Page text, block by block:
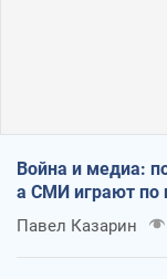
Война и медиа:
а СМИ играют по
Павел Казарин